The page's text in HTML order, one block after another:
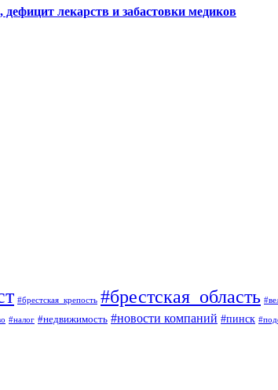
лекарств и забастовки медиков
#брестская_крепость #брестская_область
#налог #недвижимость #новости компаний #пинск